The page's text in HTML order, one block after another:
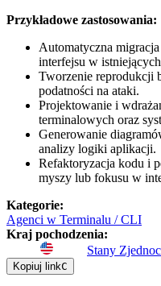
Przykładowe zastosowania:
Automatyczna
interfejsu w
Tworzenie reprodukcji
podatności na ataki.
Projektowanie i
terminalowych oraz
Generowanie
analizy logiki aplikacji.
Refaktoryzacja kodu i
myszy lub fokusu w
Kategorie:
Agenci w Terminalu / CLI
Kraj pochodzenia:
Stany
Kopiuj linkC